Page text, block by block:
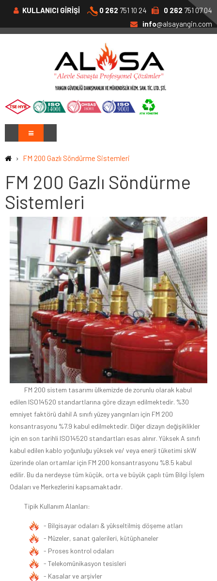
KULLANICI GİRİŞİ 0 262 751 10 24 0 262 751 07 04
info@alsayangin.com
FM 200 Gazlı Söndürme Sistemleri
FM 200 Gazlı Söndürme
Sistemleri
FM 200 sistem tasarımı ülkemizde de zorunlu olarak kabul
edilen ISO14520 standartlarına göre dizayn edilmektedir. %30
emniyet faktörü dahil A sınıfı yüzey yangınları için FM 200
konsantrasyonu %7.9 kabul edilmektedir. Diğer dizayn değişiklikler
için en son tarihli ISO14520 standartları esas alınır. Yüksek A sınıfı
kabul edilen kablo yoğunluğu yüksek ve/ veya enerji tüketimi skW
üzerinde olan ortamlar için FM 200 konsantrasyonu %8.5 kabul
edilir. Bu da nerdeyse tüm küçük, orta ve büyük çaplı tüm Bilgi İşlem
Odaları ve Merkezlerini kapsamaktadır.
Tipik Kullanım Alanları:
- Bilgisayar odaları & yükseltilmiş döşeme atları
- Müzeler, sanat galerileri, kütüphaneler
- Proses kontrol odaları
- Telekomünikasyon tesisleri
- Kasalar ve arşivler